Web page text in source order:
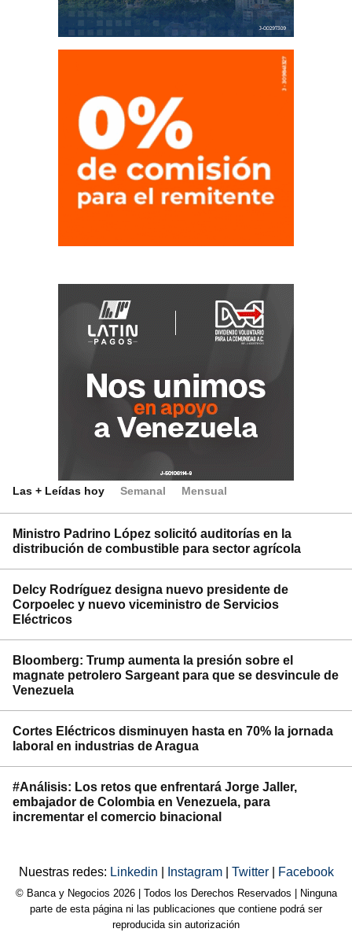
Las + Leídas hoy Semanal Mensual
Ministro Padrino López solicitó auditorías en la
distribución de combustible para sector agrícola
Delcy Rodríguez designa nuevo presidente de
Corpoelec y nuevo viceministro de Servicios
Eléctricos
Bloomberg: Trump aumenta la presión sobre el
magnate petrolero Sargeant para que se desvincule de
Venezuela
Cortes Eléctricos disminuyen hasta en 70% la jornada
laboral en industrias de Aragua
#Análisis: Los retos que enfrentará Jorge Jaller,
embajador de Colombia en Venezuela, para
incrementar el comercio binacional
Nuestras redes: Linkedin Instagram Twitter Facebook
© Banca y Negocios 2026 | Todos los Derechos Reservados | Ninguna
parte de esta página ni las publicaciones que contiene podrá ser
reproducida sin autorización